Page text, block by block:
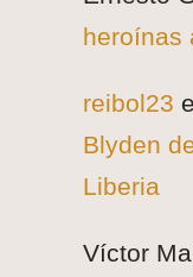
heroínas
reibol23
Blyden
Liberia
Víctor